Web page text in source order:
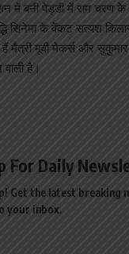
में बनी पेड्डी में राम चरण के
सिनेमा के वेंकट सत्यश किलारु
मैत्री मूवी मेकर्स और सुकुमार
है।
For Daily
Get the latest breaking
your inbox.